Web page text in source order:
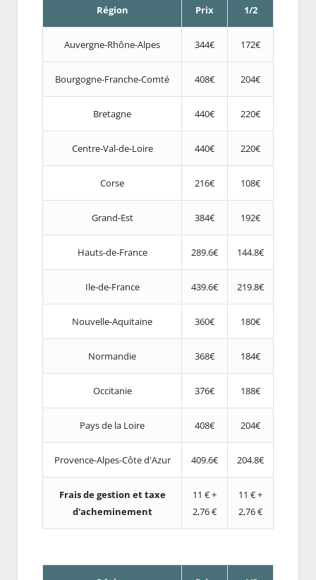
Région Prix 1/2
Auvergne-Rhône-Alpes 344€ 172€
Bourgogne-Franche-Comté 408€ 204€
Bretagne 440€ 220€
Centre-Val-de-Loire 440€ 220€
Corse 216€ 108€
Grand-Est 384€ 192€
Hauts-de-France 289.6€ 144.8€
Ile-de-France 439.6€ 219.8€
Nouvelle-Aquitaine 360€ 180€
Normandie 368€ 184€
Occitanie 376€ 188€
Pays de la Loire 408€ 204€
Provence-Alpes-Côte d'Azur 409.6€ 204.8€
Frais de gestion et taxe
d'acheminement
11 € +
2,76 €
11 € +
2,76 €